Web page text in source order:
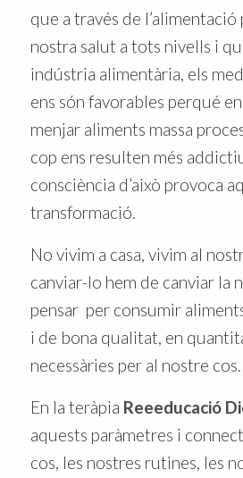
que a través de
nostra salut a tots nivells i
indústria alimentària, els
ens són favorables perqué
menjar aliments massa
cop ens resulten més
consciència d’això provoca
transformació.
No vivim a casa, vivim al
canviar-lo hem de canviar la
pensar per consumir
i de bona qualitat, en
necessàries per al nostre cos.
En la teràpia Reeeducació
aquests paràmetres i
cos, les nostres rutines, les